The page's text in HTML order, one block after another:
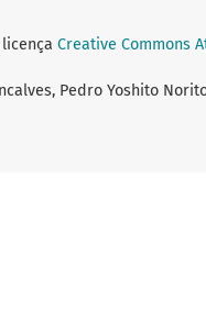
Creative Commons
Pedro Yoshito